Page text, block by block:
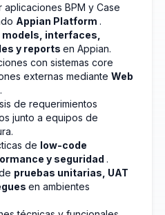
aplicaciones BPM y Case
Appian Platform .
interfaces,
y reports en Appian.
con sistemas core
externas mediante Web
.
de requerimientos
junto a equipos de
de low-code
y seguridad .
pruebas unitarias, UAT
en ambientes